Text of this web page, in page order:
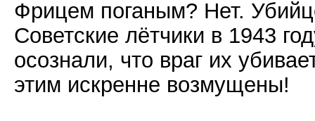
Фрицем поганым? Нет.
Советские лётчики в 1943
осознали, что враг их
этим искренне возмущены!